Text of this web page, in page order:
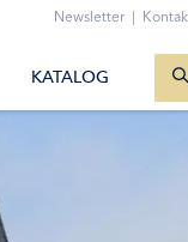
Newsletter |
KATALOG
ZUM